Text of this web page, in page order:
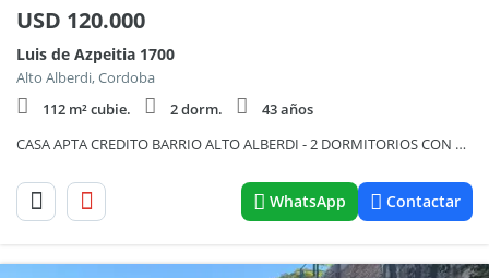
USD 120.000
Luis de Azpeitia 1700
Alto Alberdi, Cordoba
112 m² cubie.
2 dorm.
43 años
CASA APTA CREDITO BARRIO ALTO ALBERDI - 2 DORMITORIOS CON COCHERA Y PILETA
WhatsApp Contactar